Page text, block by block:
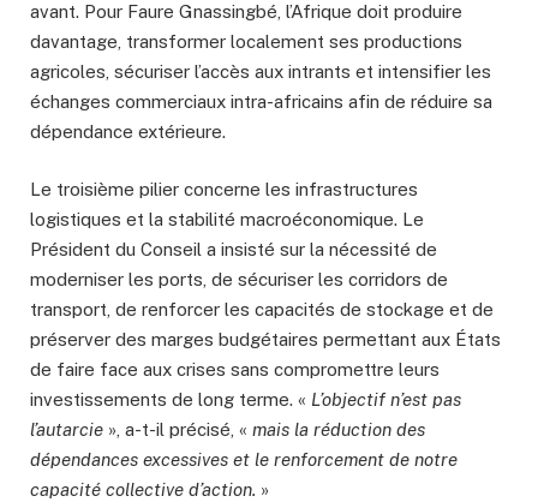
avant. Pour Faure Gnassingbé, l’Afrique doit produire
davantage, transformer localement ses productions
agricoles, sécuriser l’accès aux intrants et intensifier les
échanges commerciaux intra-africains afin de réduire sa
dépendance extérieure.
Le troisième pilier concerne les infrastructures
logistiques et la stabilité macroéconomique. Le
Président du Conseil a insisté sur la nécessité de
moderniser les ports, de sécuriser les corridors de
transport, de renforcer les capacités de stockage et de
préserver des marges budgétaires permettant aux États
de faire face aux crises sans compromettre leurs
investissements de long terme. « L’objectif n’est pas
l’autarcie », a-t-il précisé, « mais la réduction des
dépendances excessives et le renforcement de notre
capacité collective d’action. »